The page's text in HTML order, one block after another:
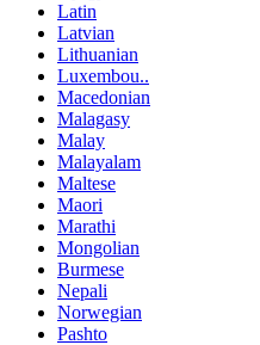
Latin
Latvian
Lithuanian
Luxembou..
Macedonian
Malagasy
Malay
Malayalam
Maltese
Maori
Marathi
Mongolian
Burmese
Nepali
Norwegian
Pashto